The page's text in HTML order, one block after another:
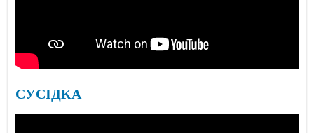
СУСІДКА